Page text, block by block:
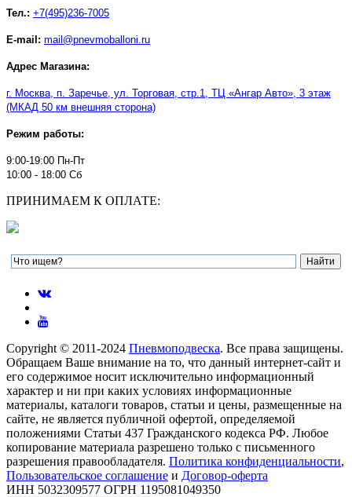
Тел.: +7(495)236-7005
E-mail: mail@pnevmoballoni.ru
Адрес Магазина:
г. Москва, п. Заречье, ул. Торговая, стр.1, ТЦ «Ангар Авто» , 3 этаж
(МКАД 50 км внешняя сторона)
Режим работы:
9:00-19:00 Пн-Пт
10:00 - 18:00 Сб
ПРИНИМАЕМ К ОПЛАТЕ:
Copyright © 2011-2024 Пневмоподвеска. Все права защищены.
Обращаем Ваше внимание на то, что данный интернет-сайт и
его содержимое носит исключительно информационный
характер и ни при каких условиях информационные
материалы, каталоги товаров, статьи и цены, размещенные на
сайте, не является публичной офертой, определяемой
положениями Статьи 437 Гражданского кодекса РФ. Любое
копирование материала разрешено только с письменного
разрешения правообладателя. Политика конфиденциальности,
Пользовательское соглашение и Договор-оферта
ИНН 5032309577 ОГРН 1195081049350